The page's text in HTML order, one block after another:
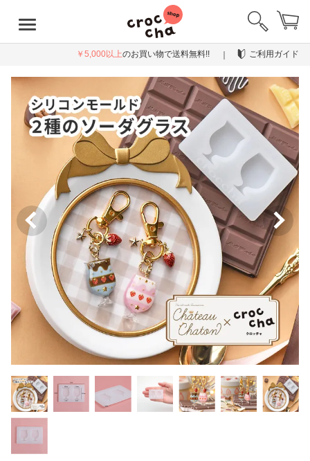
￥5,000以上のお買い物で送料無料!! ご利用ガイド